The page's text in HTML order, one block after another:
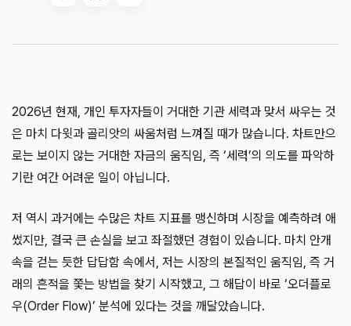
2026년 현재, 개인 투자자들이 거대한 기관 세력과 맞서 싸우는 것
은 마치 다윗과 골리앗의 싸움처럼 느껴질 때가 많습니다. 차트만으
로는 보이지 않는 거대한 자금의 움직임, 즉 ‘세력’의 의도를 파악하
기란 여간 어려운 일이 아닙니다.
저 역시 과거에는 수많은 차트 지표를 맹신하며 시장을 예측하려 애
썼지만, 결국 큰 손실을 보고 좌절했던 경험이 있습니다. 마치 안개
속을 걷는 듯한 답답함 속에서, 저는 시장의 본질적인 움직임, 즉 거
래의 흔적을 쫓는 방법을 찾기 시작했고, 그 해답이 바로 ‘오더플로
우(Order Flow)’ 분석에 있다는 것을 깨달았습니다.